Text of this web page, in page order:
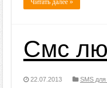
Читать далее »
Смс
22.07.2013 SMS